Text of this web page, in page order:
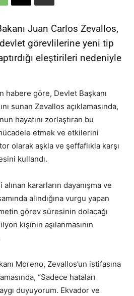
Juan Carlos Zevallos,
devlet görevlilerine yeni tip
eleştirileri nedeniyle
habere göre, Devlet Başkanı
sunan Zevallos açıklamasında,
hayatını zorlaştıran bu
etmek ve etkilerini
olarak aşkla ve şeffaflıkla karşı
kullandı.
kararların dayanışma ve
alındığına vurgu yapan
görev süresinin dolacağı
kişinin aşılanmasının
Moreno, Zevallos’un istifasına
“Sadece hataları
duyuyorum. Ekvador ve